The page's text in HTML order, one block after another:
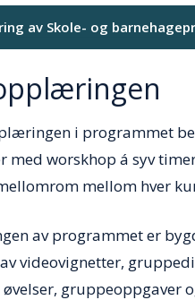
av Skole- og
i programmet
med worskhop á syv
mellom hver
av programmet er
videovignetter,
gruppeoppgaver